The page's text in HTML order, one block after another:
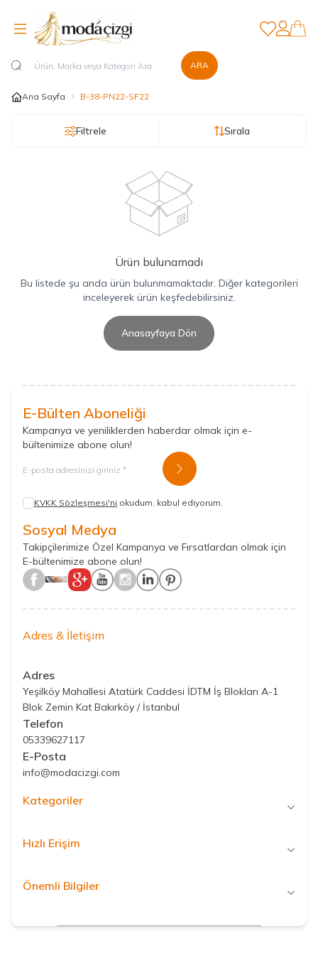
ARA
Hesabım
Favorilerim
Ana Sayfa B-38-PN22-SF22
Filtrele Sırala
Ürün bulunamadı
Bu listede şu anda ürün bulunmamaktadır. Diğer kategorileri
inceleyerek ürün keşfedebilirsiniz.
Anasayfaya Dön
E-Bülten Aboneliği
Kampanya ve yeniliklerden haberdar olmak için e-
bültenimize abone olun!
Kayıt Ol
KVKK Sözleşmesi'ni okudum, kabul ediyorum.
Sosyal Medya
Takipçilerimize Özel Kampanya ve Fırsatlardan olmak için
E-bültenimize abone olun!
Adres & İletişim
Adres
Yeşilköy Mahallesi Atatürk Caddesi İDTM İş Blokları A-1
Blok Zemin Kat Bakırköy / İstanbul
Telefon
05339627117
E-Posta
info@modacizgi.com
Kategoriler
Hızlı Erişim
Önemli Bilgiler